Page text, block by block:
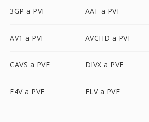
3GP a PVF AAF a PVF
AV1 a PVF AVCHD a PVF
CAVS a PVF DIVX a PVF
F4V a PVF FLV a PVF